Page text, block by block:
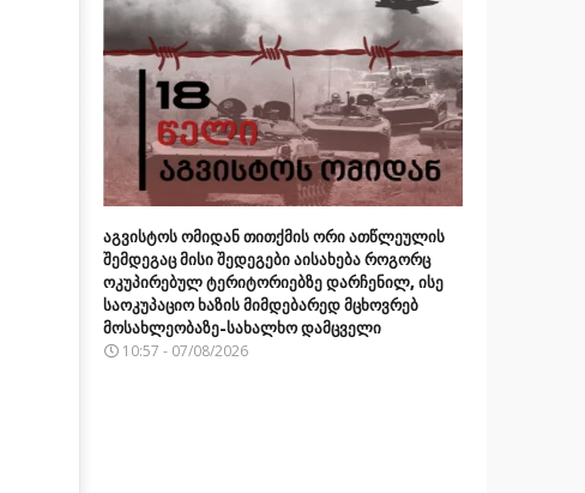
აგვისტოს ომიდან თითქმის ორი ათწლეულის
შემდეგაც მისი შედეგები აისახება როგორც
ოკუპირებულ ტერიტორიებზე დარჩენილ, ისე
საოკუპაციო ხაზის მიმდებარედ მცხოვრებ
მოსახლეობაზე-სახალხო დამცველი
10:57 - 07/08/2026